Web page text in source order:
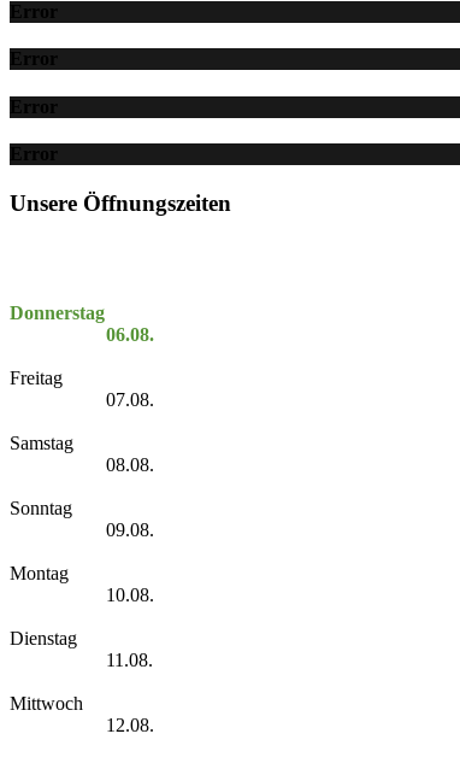
Error
Error
Error
Error
Unsere Öffnungszeiten
Donnerstag
06.08.
Freitag
07.08.
Samstag
08.08.
Sonntag
09.08.
Montag
10.08.
Dienstag
11.08.
Mittwoch
12.08.